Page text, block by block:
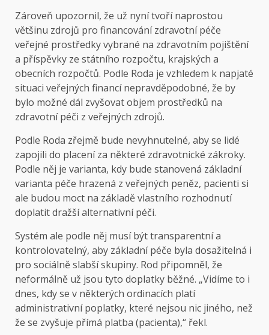
Zároveň upozornil, že už nyní tvoří naprostou
většinu zdrojů pro financování zdravotní péče
veřejné prostředky vybrané na zdravotním pojištění
a příspěvky ze státního rozpočtu, krajských a
obecních rozpočtů. Podle Roda je vzhledem k napjaté
situaci veřejných financí nepravděpodobné, že by
bylo možné dál zvyšovat objem prostředků na
zdravotní péči z veřejných zdrojů.
Podle Roda zřejmě bude nevyhnutelné, aby se lidé
zapojili do placení za některé zdravotnické zákroky.
Podle něj je varianta, kdy bude stanovená základní
varianta péče hrazená z veřejných peněz, pacienti si
ale budou moct na základě vlastního rozhodnutí
doplatit dražší alternativní péči.
Systém ale podle něj musí být transparentní a
kontrolovatelný, aby základní péče byla dosažitelná i
pro sociálně slabší skupiny. Rod připomněl, že
neformálně už jsou tyto doplatky běžné. „Vidíme to i
dnes, kdy se v některých ordinacích platí
administrativní poplatky, které nejsou nic jiného, než
že se zvyšuje přímá platba (pacienta),“ řekl.